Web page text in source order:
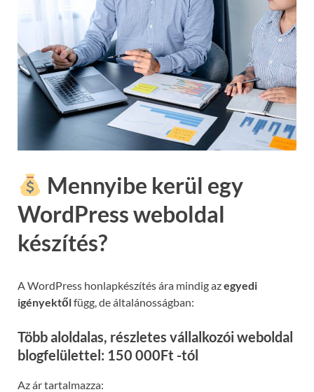
Mennyibe kerül egy
WordPress weboldal
készítés?
A WordPress honlapkészítés ára mindig azegyedi
igényektőlfügg, de általánosságban:
Több aloldalas, részletes vállalkozói weboldal
blogfelülettel: 150 000Ft -tól
Az ár tartalmazza: